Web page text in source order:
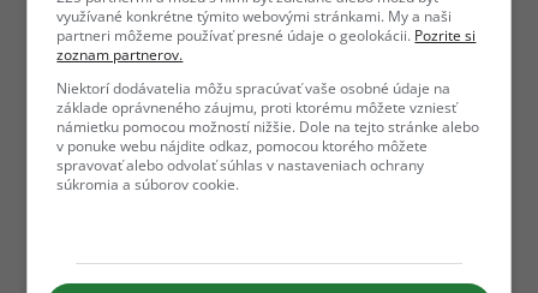
využívané konkrétne týmito webovými stránkami. My a naši
partneri môžeme používať presné údaje o geolokácii. Pozrite si
zoznam partnerov.
Niektorí dodávatelia môžu spracúvať vaše osobné údaje na
základe oprávneného záujmu, proti ktorému môžete vzniesť
námietku pomocou možností nižšie. Dole na tejto stránke alebo
v ponuke webu nájdite odkaz, pomocou ktorého môžete
spravovať alebo odvolať súhlas v nastaveniach ochrany
súkromia a súborov cookie.